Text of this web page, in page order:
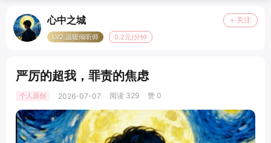
心中之城 + 关注
LV2.温暖倾听师 0.2元/分钟
严厉的超我，罪责的焦虑
个人原创 2026-07-07 阅读 329 赞 0